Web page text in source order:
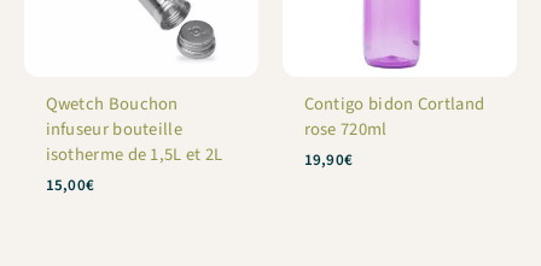
Qwetch Bouchon
infuseur bouteille
isotherme de 1,5L et 2L
15,00€
Contigo bidon Cortland
rose 720ml
19,90€